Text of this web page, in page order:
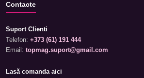
Contacte
Suport Clienti
Telefon: +373 (61) 191 444
Email: topmag.suport@gmail.com
Lasă comanda aici